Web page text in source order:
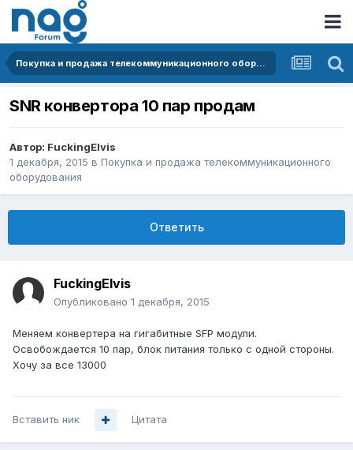
Покупка и продажа телекоммуникационного оборудования
SNR конвертора 10 пар продам
Автор: FuckingElvis
1 декабря, 2015 в Покупка и продажа телекоммуникационного
оборудования
Ответить
FuckingElvis
Опубликовано 1 декабря, 2015
Меняем конвертера на гигабитные SFP модули.
Освобождается 10 пар, блок питания только с одной стороны.
Хочу за все 13000
Вставить ник Цитата